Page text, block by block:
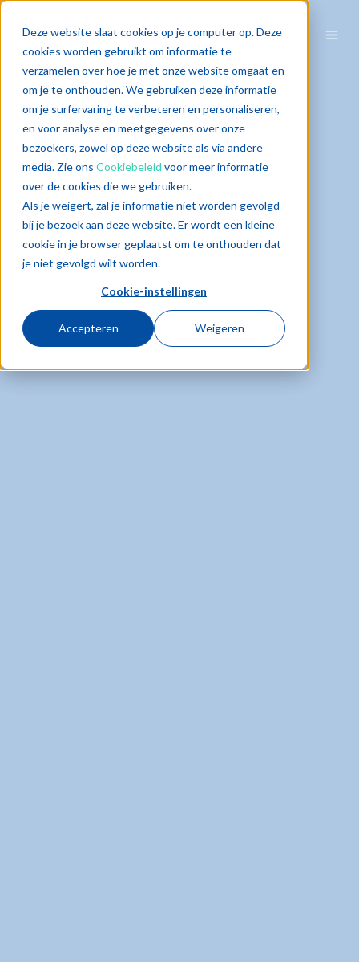
Deze website slaat cookies op je computer op. Deze
cookies worden gebruikt om informatie te
verzamelen over hoe je met onze website omgaat en
om je te onthouden. We gebruiken deze informatie
om je surfervaring te verbeteren en personaliseren,
en voor analyse en meetgegevens over onze
bezoekers, zowel op deze website als via andere
media. Zie ons Cookiebeleid voor meer informatie
over de cookies die we gebruiken.
Als je weigert, zal je informatie niet worden gevolgd
bij je bezoek aan deze website. Er wordt een kleine
cookie in je browser geplaatst om te onthouden dat
je niet gevolgd wilt worden.
Cookie-instellingen
Accepteren Weigeren